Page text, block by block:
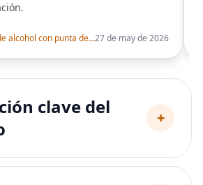
Ohuhu Marcadores de alcohol con punta de pincel – Juego de marcadores artísticos de doble punta con certificación AP para artistas adultos27 de may de 2026
clave del
+